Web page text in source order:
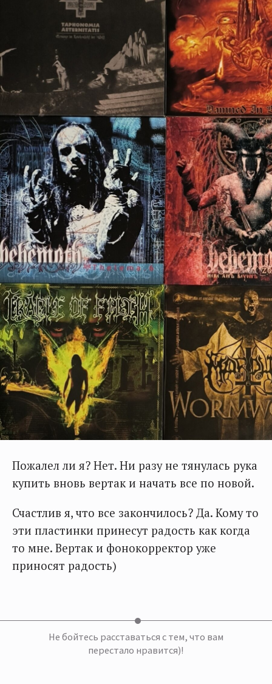
Пожалел ли я? Нет. Ни разу не тянулась рука
купить вновь вертак и начать все по новой.
Счастлив я, что все закончилось? Да. Кому то
эти пластинки принесут радость как когда
то мне. Вертак и фонокорректор уже
приносят радость)
Не бойтесь расставаться с тем, что вам
перестало нравится)!